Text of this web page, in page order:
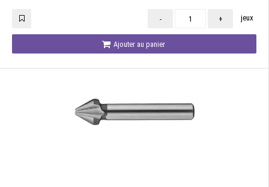
- + jeux
Ajouter au panier